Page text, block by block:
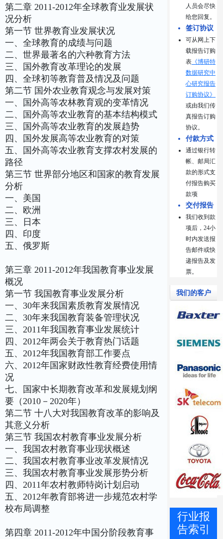
第二章 2011-2012年全球教育业发展状
况分析
第一节 世界教育业发展状况
一、全球教育的成绩与问题
二、世界最著名的六种教育方法
三、国外教育改革理论的发展
四、全球初等教育普及情况及问题
第二节 国外农业教育观念与发展对策
一、国外高等农林教育观的变革情况
二、国外高等农业教育的基本结构模式
三、国外高等农业教育的发展趋势
四、国外发展高等农业教育的对策
五、国外高等农业教育支撑农村发展的
路径
第三节 世界部分地区和国家的教育发展
分析
一、美国
二、欧洲
三、日本
四、印度
五、俄罗斯
第三章 2011-2012年我国教育事业发展
概况
第一节 我国教育事业发展分析
一、30年来我国素质教育发展情况
二、30年来我国教育装备管理状况
三、2011年我国教育事业发展统计
四、2012年两会关于教育热门话题
五、2012年我国教育部工作要点
六、2012年国家财政性教育经费使用情
况
七、国家中长期教育改革和发展规划纲
要（2010－2020年）
第二节 十八大对我国教育改革的影响及
其意义分析
第三节 我国农村教育事业发展分析
一、我国农村教育事业现状概述
二、我国农村教育事业改革发展情况
三、我国农村教育事业发展形势分析
四、2011年农村教师特岗计划启动
五、2012年教育部将进一步规范农村学
校布局调整
第四章 2011-2012年中国分阶段教育事
人员会尽快
给您回复。
签订协议
可从网上下
载报告订购
表 《博研特
数据研究中
心研究报告
订购协议》
或由我们传
真报告订购
协议。
付款方式
通过银行转
帐、邮局汇
款的形式支
付报告购买
款项
交付报告
我们收到款
项后，24小
时内发送报
告邮件或快
递报告及发
票。
我们的客户
行业报
告索引